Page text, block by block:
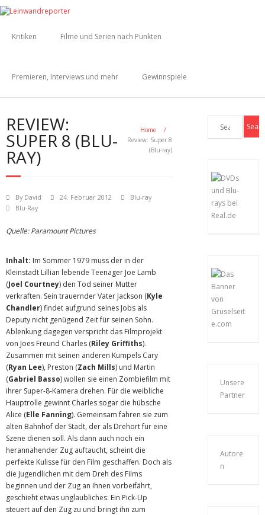
Kritiken Filme und Serien nach Punkten
Premieren, Interviews und mehr Gewinnspiele
REVIEW:
SUPER 8 (BLU-
RAY)
Home
/
Review: Super 8
(Blu-ray)
By David 24. Februar 2012
Blu-ray
Blu-Ray
Quelle: Paramount Pictures
Inhalt: Im Sommer 1979 muss der in der
Kleinstadt Lillian lebende Teenager Joe Lamb
(Joel Courtney) den Tod seiner Mutter
verkraften. Sein trauernder Vater Jackson (Kyle
Chandler) findet aufgrund seines Jobs als
Deputy nicht genügend Zeit für seinen Sohn.
Ablenkung dagegen verspricht das Filmprojekt
von Joes Freund Charles (Riley Griffiths).
Zusammen mit seinen anderen Kumpels Cary
(Ryan Lee), Preston (Zach Mills) und Martin
(Gabriel Basso) wollen sie einen Zombiefilm mit
ihrer Super-8-Kamera drehen. Für die weibliche
Hauptrolle gewinnt Charles sogar die hübsche
Alice (Elle Fanning). Gemeinsam fahren sie zum
alten Bahnhof der Stadt, der als Drehort für eine
Szene dienen soll. Als dann auch noch ein
herannahender Zug auftaucht, scheint die
perfekte Kulisse für den Film geschaffen. Doch als
die Jugendlichen mit dem Dreh des Films
beginnen und der Zug an Ihnen vorbeifährt,
geschieht etwas unglaubliches: Ein Pick-Up
steuert auf den Zug zu und bringt ihn zum
Unsere
Partner
Autore
n